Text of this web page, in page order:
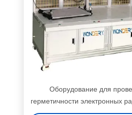
Оборудование для
герметичности электронных
с гарантией 1 год и